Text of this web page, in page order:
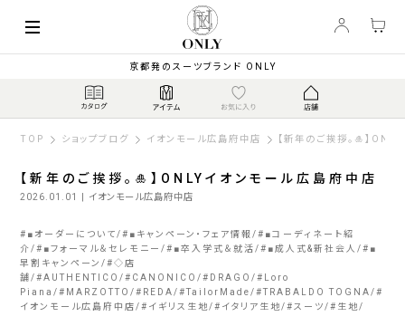
京都発のスーツブランド ONLY
TOP ショップブログ イオンモール広島府中店 【新年のご挨拶。🎍】
【新年のご挨拶。🎍】ONLYイオンモール広島府中店
2026.01.01 | イオンモール広島府中店
# ■オーダーについて # ■キャンペーン・フェア情報 # ■コーディネート紹
介 # ■フォーマル＆セレモニー # ■卒入学式＆就活 # ■成人式&新社会人 # ■
早割キャンペーン #◇店
舗 #AUTHENTICO # CANONICO # DRAGO #
Loro
Piana # MARZOTTO # REDA #TailorMade #TRABALDO TOGNA #
イオンモール広島府中店 # イギリス生地 # イタリア生地 # スーツ # 生地